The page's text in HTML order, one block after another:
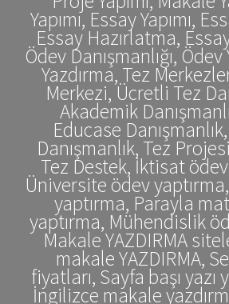
Yapımı, Essay Yapımı,
Essay Hazırlatma,
Ödev Danışmanlığı,
Yazdırma, Tez
Merkezi, Ücretli Tez
Akademik
Educase
Danışmanlık, Tez
Tez Destek, İktisat ödev
Üniversite ödev
yaptırma, Parayla
yaptırma, Mühendislik
Makale YAZDIRMA
makale YAZDIRMA,
fiyatları, Sayfa başı
İngilizce makale